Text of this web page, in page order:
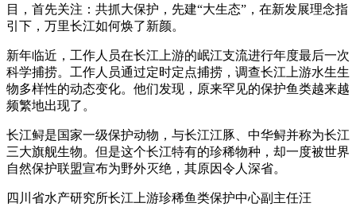
目，首先关注：共抓大保护，先建“大生态”，在新发展理念指
引下，万里长江如何焕了新颜。
新年临近，工作人员在长江上游的岷江支流进行年度最后一次
科学捕捞。工作人员通过定时定点捕捞，调查长江上游水生生
物多样性的动态变化。他们发现，原来罕见的保护鱼类越来越
频繁地出现了。
长江鲟是国家一级保护动物，与长江江豚、中华鲟并称为长江
三大旗舰生物。但是这个长江特有的珍稀物种，却一度被世界
自然保护联盟宣布为野外灭绝，其原因令人深省。
四川省水产研究所长江上游珍稀鱼类保护中心副主任汪